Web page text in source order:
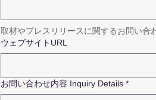
取材やプレスリリースに関するお問い合
ウェブサイトURL
お問い合わせ内容 Inquiry Details *